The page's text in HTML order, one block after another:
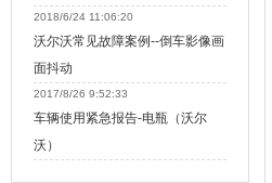
2018/6/24 11:06:20
沃尔沃常见故障案例--倒车影像画
面抖动
2017/8/26 9:52:33
车辆使用紧急报告-电瓶（沃尔
沃）